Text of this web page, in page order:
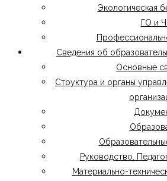
Экологическая
ГО и
Сведения об
Основные
Структура и органы
Руководство.
Материально-